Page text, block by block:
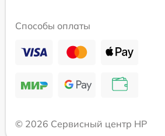
Способы оплаты
© 2026 Сервисный центр HP